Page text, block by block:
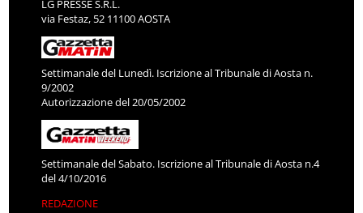
LG PRESSE S.R.L.
via Festaz, 52 11100 AOSTA
Settimanale del Lunedì. Iscrizione al Tribunale di Aosta n.
9/2002
Autorizzazione del 20/05/2002
Settimanale del Sabato. Iscrizione al Tribunale di Aosta n.4
del 4/10/2016
REDAZIONE